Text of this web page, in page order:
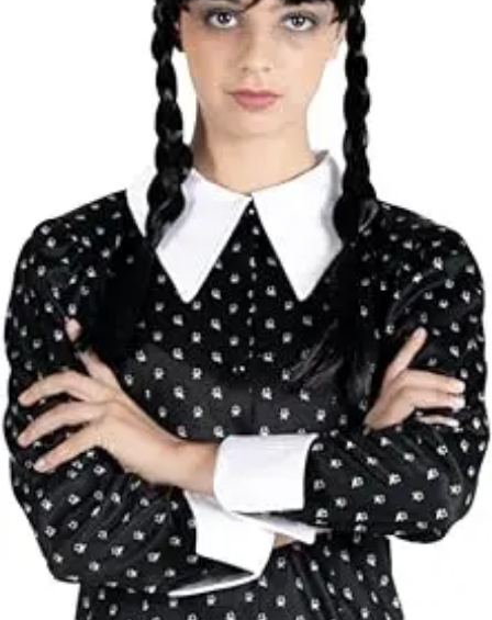
munkagépek
Építőjátékok
Szerepjátékok
Kreatív játékok
- Kreatív játékok
- Gyurmák
Társasjátékok
Asztali játékok
Nyári játékok
- Homokozójátékok
- Műanyag hajók
- Hinta, csúszda
- Ütők, dobálók
- Strandcikkek
- Egyéb nyári játékok
Lábbal hajtós
járművek
Téli játékok
Cikkszám
C11322.S
Csomag
tartalma
A jelmez ruha,
paróka. Mérete
válltól lábig 140
cm.
Rövid leírás
Addams Family -
Mercoledi jelmez
S-es
Részletes
leírás
Jó minőségű
jelmez (Addams
Family -
jelmez S-es),
hogy mindig új és
változatos
egyéniség
lehessen.
Anyaga 100 %
poliészter, mely
30 C fokon
mosható. Nem
vasalható, nyílt
lángtól és
hőtől kérjük távol
tartani. A
adódó
jelmezcserénél a